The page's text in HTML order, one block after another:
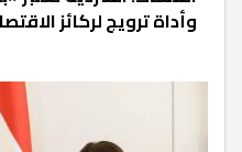
وأداة ترويج لركائز